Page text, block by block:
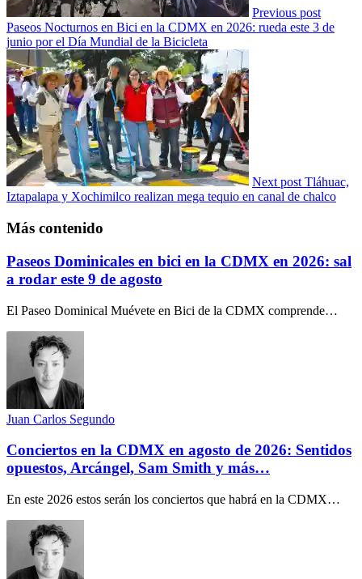
Previous post
Paseos Nocturnos en Bici en la CDMX en 2026: rueda este 3 de
junio por el Día Mundial de la Bicicleta
Next post Tláhuac,
Iztapalapa y Xochimilco realizan mega tequio en canal de chalco
Más contenido
Paseos Dominicales en bici en la CDMX en 2026: sal
a rodar este 9 de agosto
El Paseo Dominical Muévete en Bici de la CDMX comprende…
Juan Carlos Segundo
Conciertos en la CDMX en agosto de 2026: Sentidos
opuestos, Arcángel, Sam Smith y más…
En este 2026 estos serán los conciertos que habrá en la CDMX…